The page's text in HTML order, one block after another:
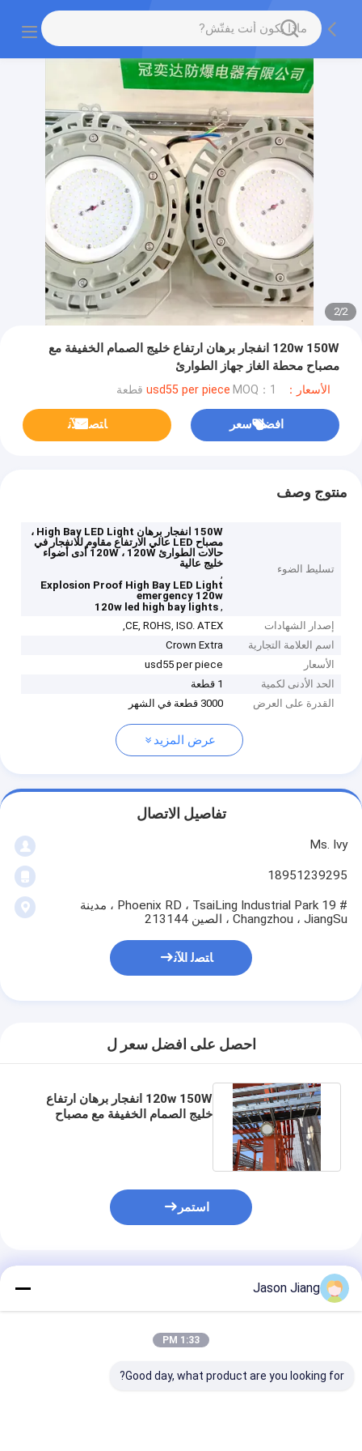
2
/
2
120w 150W انفجار برهان ارتفاع خليج الصمام الخفيفة مع
مصباح محطة الغاز جهاز الطوارئ
الأسعار：usd55 per piece MOQ：1 قطعة
افضل سعر ﺎﺘﺼﻟ ﺍﻶﻧ
منتوج وصف
تسليط الضوء
150W انفجار برهان High Bay LED Light ،
مصباح LED عالي الارتفاع مقاوم للانفجار في
حالات الطوارئ 120W ، 120W أدى أضواء
خليج عالية
,
Explosion Proof High Bay LED Light
emergency 120w
,
120w led high bay lights
إصدار الشهادات
CE, ROHS, ISO. ATEX,
اسم العلامة التجارية
Crown Extra
الأسعار
usd55 per piece
الحد الأدنى لكمية
1 قطعة
القدرة على العرض
3000 قطعة في الشهر
عرض المزيد
تفاصيل الاتصال
Ms. Ivy
18951239295
# 19 Phoenix RD ، TsaiLing Industrial Park ، مدينة
Changzhou ، JiangSu ، الصين 213144
ﺎﺘﺼﻟ ﺍﻶﻧ
احصل على افضل سعر ل
120w 150W انفجار برهان ارتفاع
خليج الصمام الخفيفة مع مصباح
استمر
المنتجات الموصى بها
Jason Jiang
1:33 PM
Good day, what product are you looking for?